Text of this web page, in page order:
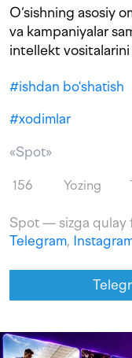
O‘sishning asosiy
va kampaniyalar
intellekt
#ishdan bo'shatish
#xodimlar
«Spot»
156 Yozing
Spot — sizga qulay
Telegram,